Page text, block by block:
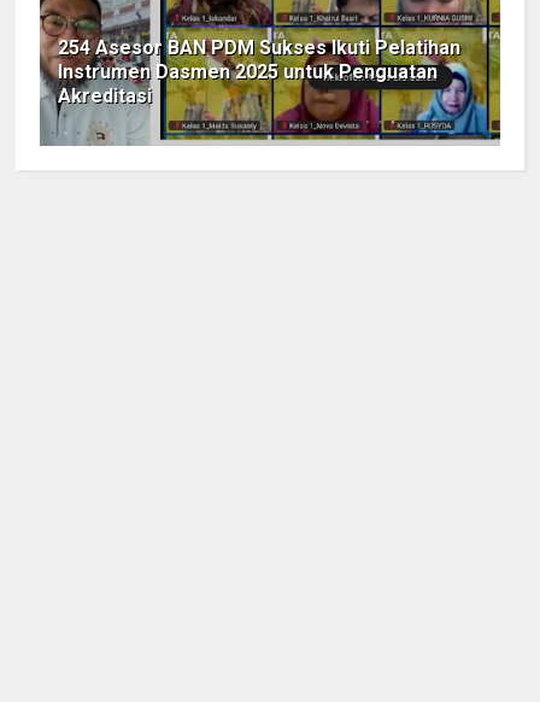
254 Asesor BAN PDM Sukses Ikuti Pelatihan
Instrumen Dasmen 2025 untuk Penguatan
Akreditasi